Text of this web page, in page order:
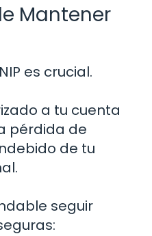
Mantener
es crucial.
a tu cuenta
pérdida de
de tu
seguir